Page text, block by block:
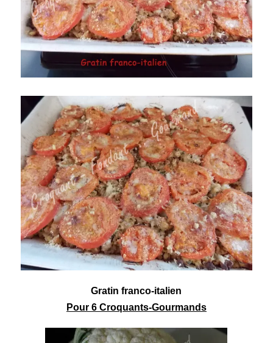
Gratin franco-italien
Pour 6 Croquants-Gourmands